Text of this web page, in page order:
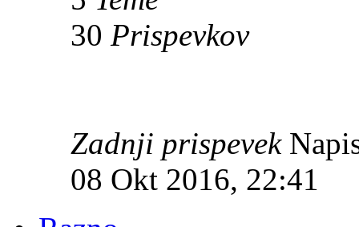
30 Prispevkov
Zadnji prispevek
08 Okt 2016, 22:41